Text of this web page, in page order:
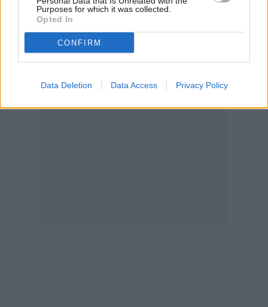
Purposes for which it was collected.
Opted In
CONFIRM
Data Deletion Data Access Privacy Policy
Διαβάστε επίσης